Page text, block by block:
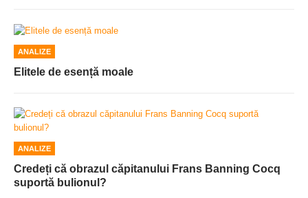
ANALIZE
Elitele de esență moale
ANALIZE
Credeți că obrazul căpitanului Frans Banning Cocq
suportă bulionul?